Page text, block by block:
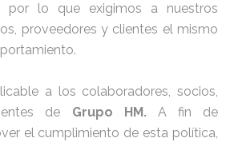
por lo que exigimos a nuestros
proveedores y clientes el mismo
a los colaboradores, socios,
de Grupo HM. A fin de
el cumplimiento de esta política,